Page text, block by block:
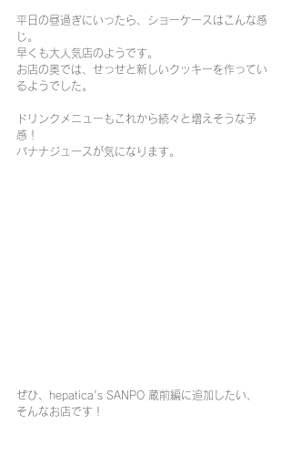
平日の昼過ぎにいったら、ショーケースはこんな感
じ。
早くも大人気店のようです。
お店の奥では、せっせと新しいクッキーを作ってい
るようでした。
ドリンクメニューもこれから続々と増えそうな予
感！
バナナジュースが気になります。
ぜひ、hepatica's SANPO 蔵前編に追加したい、
そんなお店です！